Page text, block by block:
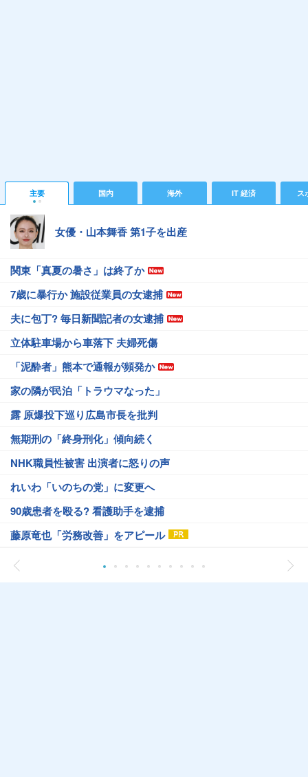
主要 国内 海外 IT 経済 ス
女優・山本舞香 第1子を出産
関東「真夏の暑さ」は終了か
7歳に暴行か 施設従業員の女逮捕
夫に包丁? 毎日新聞記者の女逮捕
立体駐車場から車落下 夫婦死傷
「泥酔者」熊本で通報が頻発か
家の隣が民泊「トラウマなった」
露 原爆投下巡り広島市長を批判
無期刑の「終身刑化」傾向続く
NHK職員性被害 出演者に怒りの声
れいわ「いのちの党」に変更へ
90歳患者を殴る? 看護助手を逮捕
藤原竜也「労務改善」をアピール